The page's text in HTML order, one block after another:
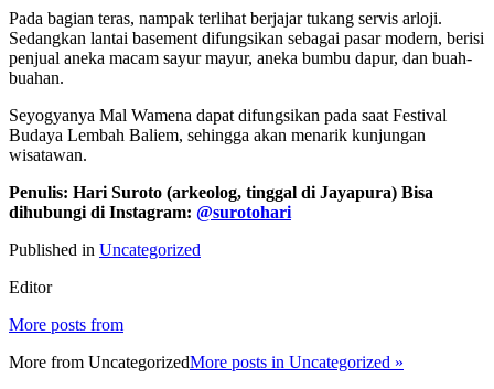
Pada bagian teras, nampak terlihat berjajar tukang servis arloji.
Sedangkan lantai basement difungsikan sebagai pasar modern, berisi
penjual aneka macam sayur mayur, aneka bumbu dapur, dan buah-
buahan.
Seyogyanya Mal Wamena dapat difungsikan pada saat Festival
Budaya Lembah Baliem, sehingga akan menarik kunjungan
wisatawan.
Penulis: Hari Suroto (arkeolog, tinggal di Jayapura) Bisa
dihubungi di Instagram: @surotohari
Published in Uncategorized
Editor
More posts from
More from UncategorizedMore posts in Uncategorized »